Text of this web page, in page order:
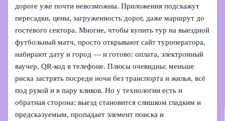
дороге уже почти невозможны. Приложения подскажут
пересадки, цены, загруженность дорог, даже маршрут до
гостевого сектора. Многие, чтобы купить тур на выездной
футбольный матч, просто открывают сайт туроператора,
набирают дату и город — и готово: оплата, электронный
ваучер, QR‑код в телефоне. Плюсы очевидны: меньше
риска застрять посреди ночи без транспорта и жилья, всё
под рукой и в пару кликов. Но у технологии есть и
обратная сторона: выезд становится слишком гладким и
предсказуемым, пропадает элемент поиска и